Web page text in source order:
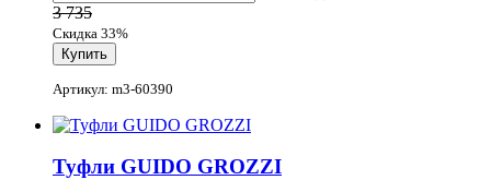
3 735
Скидка 33%
Артикул: m3-60390
Туфли GUIDO GROZZI